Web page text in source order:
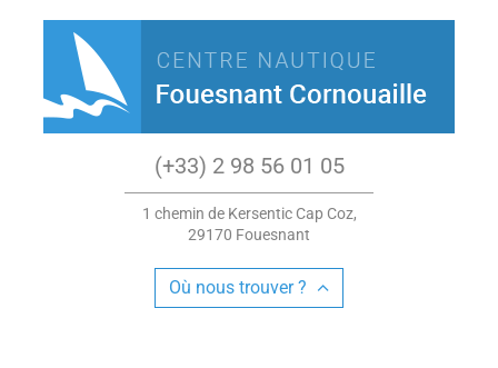
1 chemin de Kersentic Cap Coz,
29170 Fouesnant
(+33) 2 98 56 01 05
Où nous trouver ?